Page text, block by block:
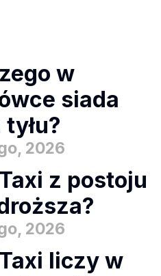
w
siada
2026
z postoju
2026
liczy w